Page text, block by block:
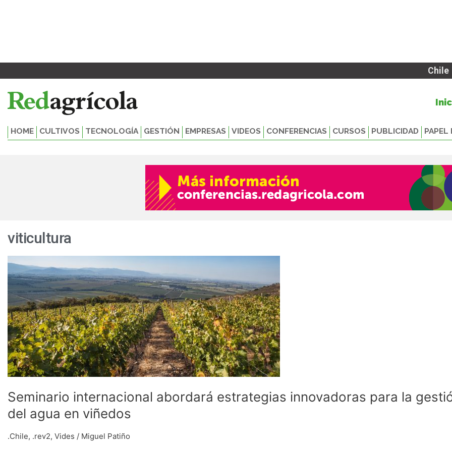
Chile
HOME CULTIVOS TECNOLOGÍA GESTIÓN EMPRESAS VIDEOS CONFERENCIAS CURSOS PUBLICIDAD PAPEL
viticultura
Seminario internacional abordará estrategias innovadoras para la
del agua en viñedos
.Chile, .rev2, Vides / Miguel Patiño
Seminario
internacional
abordará
estrategias
innovadoras
para
la
gestión
del
agua
viñedos